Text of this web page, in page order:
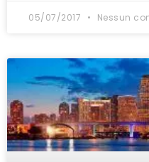
05/07/2017 Nessun